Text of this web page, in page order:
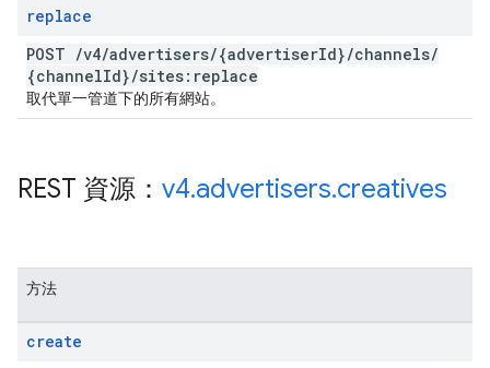
replace
POST /v4/advertisers/{advertiserId}/channels/
{channelId}/sites:replace
取代單一管道下的所有網站。
REST 資源： v4.advertisers.creatives
方法
create